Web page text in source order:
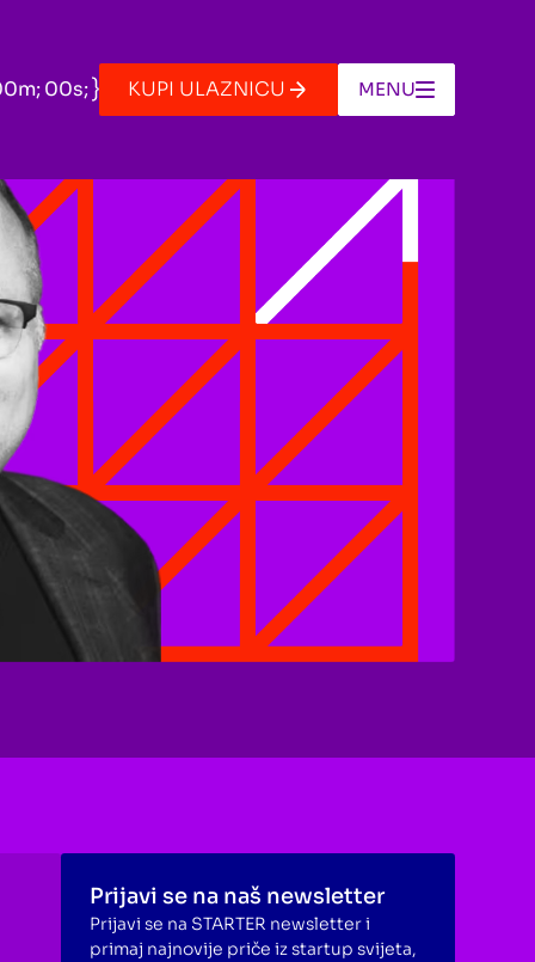
m;00s; KUPI ULAZNICU MENU
Prijavi se na naš newsletter
Prijavi se na STARTER newsletter i
primaj najnovije priče iz startup svijeta,